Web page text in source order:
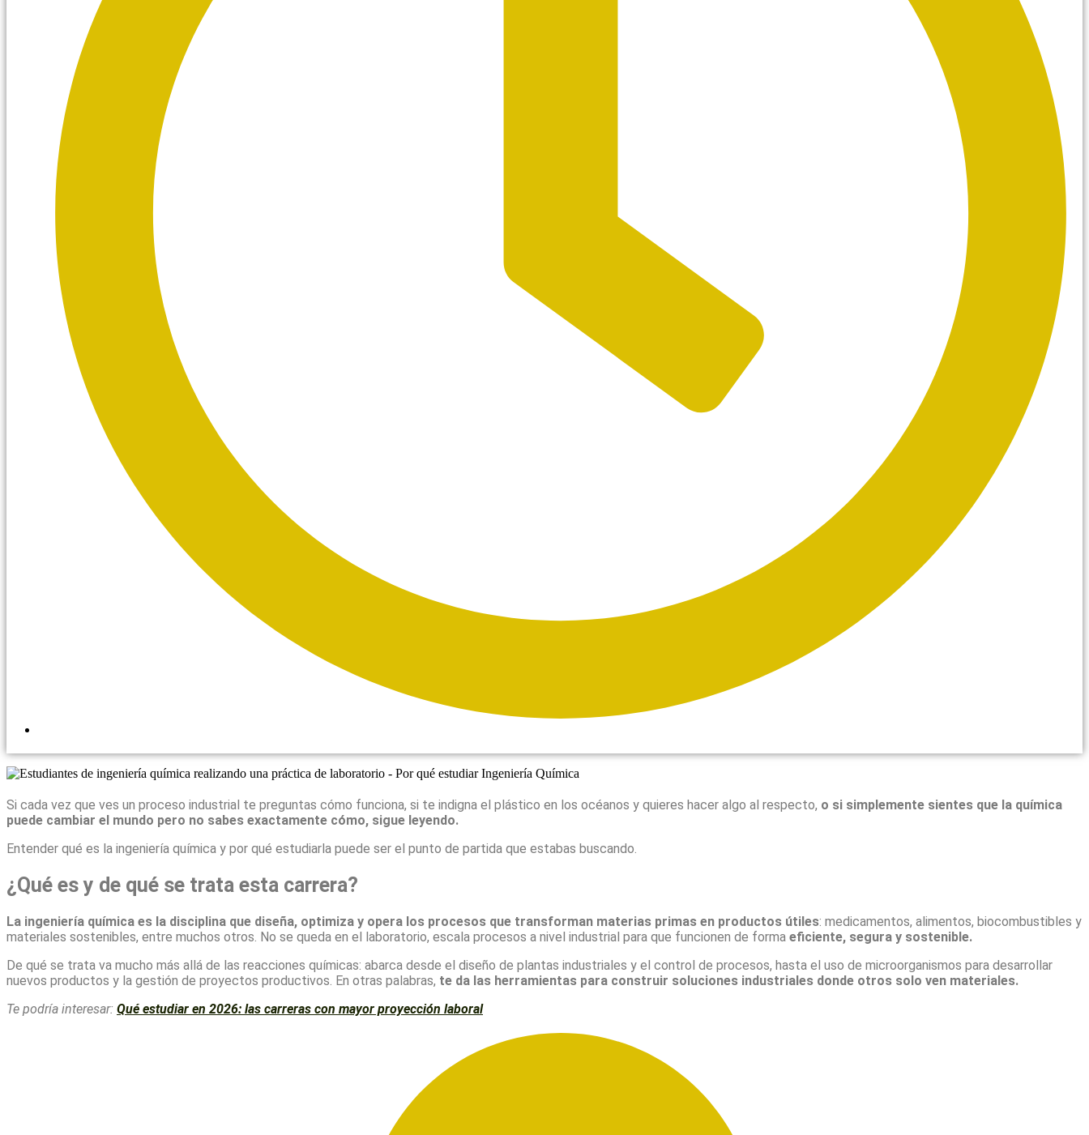
Si cada vez que ves un proceso industrial te preguntas cómo funciona, si te indigna el plástico en los océanos y quieres hacer algo al respecto, o si simplemente sientes que la química
puede cambiar el mundo pero no sabes exactamente cómo, sigue leyendo.
Entender qué es la ingeniería química y por qué estudiarla puede ser el punto de partida que estabas buscando.
¿Qué es y de qué se trata esta carrera?
La ingeniería química es la disciplina que diseña, optimiza y opera los procesos que transforman materias primas en productos útiles: medicamentos, alimentos, biocombustibles y
materiales sostenibles, entre muchos otros. No se queda en el laboratorio, escala procesos a nivel industrial para que funcionen de forma eficiente, segura y sostenible.
De qué se trata va mucho más allá de las reacciones químicas: abarca desde el diseño de plantas industriales y el control de procesos, hasta el uso de microorganismos para desarrollar
nuevos productos y la gestión de proyectos productivos. En otras palabras, te da las herramientas para construir soluciones industriales donde otros solo ven materiales.
Te podría interesar: Qué estudiar en 2026: las carreras con mayor proyección laboral